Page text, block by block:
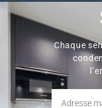
Chaque